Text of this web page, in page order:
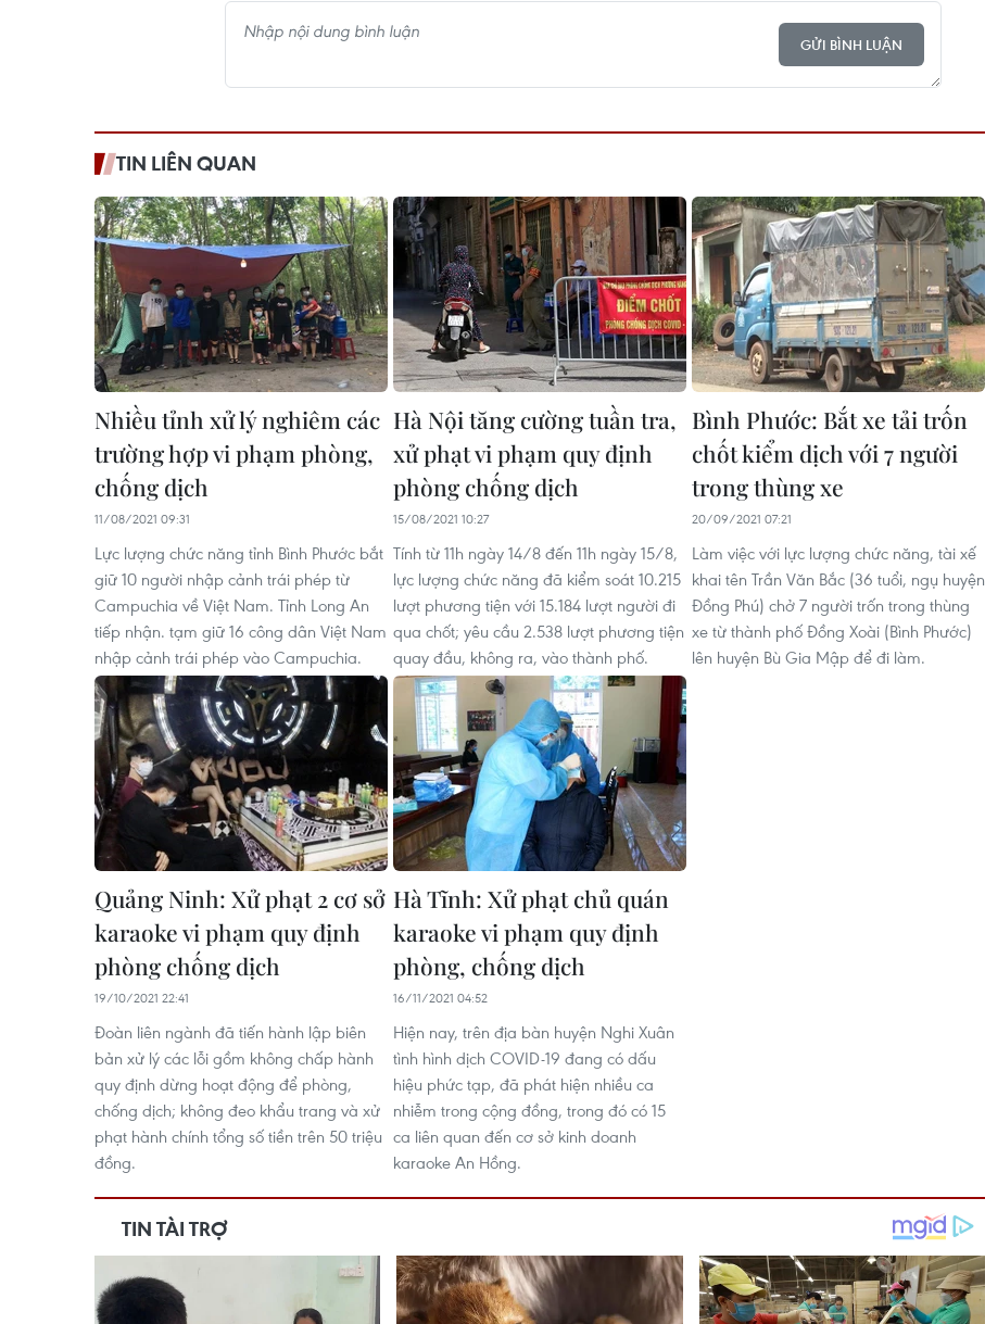
GỬI BÌNH LUẬN
TIN LIÊN QUAN
Nhiều tỉnh xử lý nghiêm các
trường hợp vi phạm phòng,
chống dịch
11/08/2021 09:31
Lực lượng chức năng tỉnh Bình Phước bắt
giữ 10 người nhập cảnh trái phép từ
Campuchia về Việt Nam. Tỉnh Long An
tiếp nhận. tạm giữ 16 công dân Việt Nam
nhập cảnh trái phép vào Campuchia.
Hà Nội tăng cường tuần tra,
xử phạt vi phạm quy định
phòng chống dịch
15/08/2021 10:27
Tính từ 11h ngày 14/8 đến 11h ngày 15/8,
lực lượng chức năng đã kiểm soát 10.215
lượt phương tiện với 15.184 lượt người đi
qua chốt; yêu cầu 2.538 lượt phương tiện
quay đầu, không ra, vào thành phố.
Bình Phước: Bắt xe tải trốn
chốt kiểm dịch với 7 người
trong thùng xe
20/09/2021 07:21
Làm việc với lực lượng chức năng, tài xế
khai tên Trần Văn Bắc (36 tuổi, ngụ huyện
Đồng Phú) chở 7 người trốn trong thùng
xe từ thành phố Đồng Xoài (Bình Phước)
lên huyện Bù Gia Mập để đi làm.
Quảng Ninh: Xử phạt 2 cơ sở
karaoke vi phạm quy định​
phòng chống dịch
19/10/2021 22:41
Đoàn liên ngành đã tiến hành lập biên
bản xử lý các lỗi gồm không chấp hành
quy định dừng hoạt động để phòng,
chống dịch; không đeo khẩu trang và xử
phạt hành chính tổng số tiền trên 50 triệu
đồng.
Hà Tĩnh: Xử phạt chủ quán
karaoke vi phạm quy định
phòng, chống dịch
16/11/2021 04:52
Hiện nay, trên địa bàn huyện Nghi Xuân
tình hình dịch COVID-19 đang có dấu
hiệu phức tạp, đã phát hiện nhiều ca
nhiễm trong cộng đồng, trong đó có 15
ca liên quan đến cơ sở kinh doanh
karaoke An Hồng.